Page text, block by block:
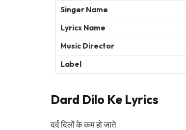
Singer Name
Lyrics Name
Music Director
Label
Dard Dilo Ke Lyrics
दर्द दिलों के कम हो जाते